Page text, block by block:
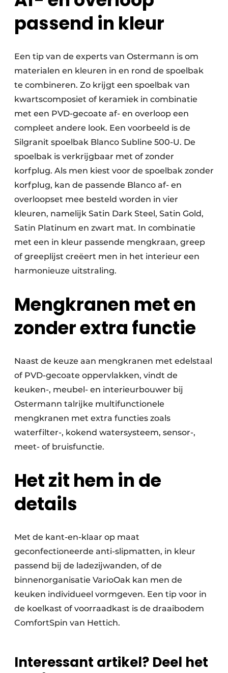
passend in kleur
Een tip van de experts van Ostermann is om
materialen en kleuren in en rond de spoelbak
te combineren. Zo krijgt een spoelbak van
kwartscomposiet of keramiek in combinatie
met een PVD-gecoate af- en overloop een
compleet andere look. Een voorbeeld is de
Silgranit spoelbak Blanco Subline 500-U. De
spoelbak is verkrijgbaar met of zonder
korfplug. Als men kiest voor de spoelbak zonder
korfplug, kan de passende Blanco af- en
overloopset mee besteld worden in vier
kleuren, namelijk Satin Dark Steel, Satin Gold,
Satin Platinum en zwart mat. In combinatie
met een in kleur passende mengkraan, greep
of greeplijst creëert men in het interieur een
harmonieuze uitstraling.
Mengkranen met en
zonder extra functie
Naast de keuze aan mengkranen met edelstaal
of PVD-gecoate oppervlakken, vindt de
keuken-, meubel- en interieurbouwer bij
Ostermann talrijke multifunctionele
mengkranen met extra functies zoals
waterfilter-, kokend watersysteem, sensor-,
meet- of bruisfunctie.
Het zit hem in de
details
Met de kant-en-klaar op maat
geconfectioneerde anti-slipmatten, in kleur
passend bij de ladezijwanden, of de
binnenorganisatie VarioOak kan men de
keuken individueel vormgeven. Een tip voor in
de koelkast of voorraadkast is de draaibodem
ComfortSpin van Hettich.
Interessant artikel? Deel het